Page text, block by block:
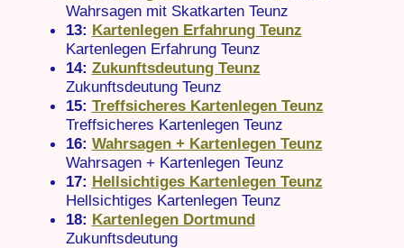
Wahrsagen mit Skatkarten Teunz
13: Kartenlegen Erfahrung Teunz
Kartenlegen Erfahrung Teunz
14: Zukunftsdeutung Teunz
Zukunftsdeutung Teunz
15: Treffsicheres Kartenlegen Teunz
Treffsicheres Kartenlegen Teunz
16: Wahrsagen + Kartenlegen Teunz
Wahrsagen + Kartenlegen Teunz
17: Hellsichtiges Kartenlegen Teunz
Hellsichtiges Kartenlegen Teunz
18: Kartenlegen Dortmund
Zukunftsdeutung